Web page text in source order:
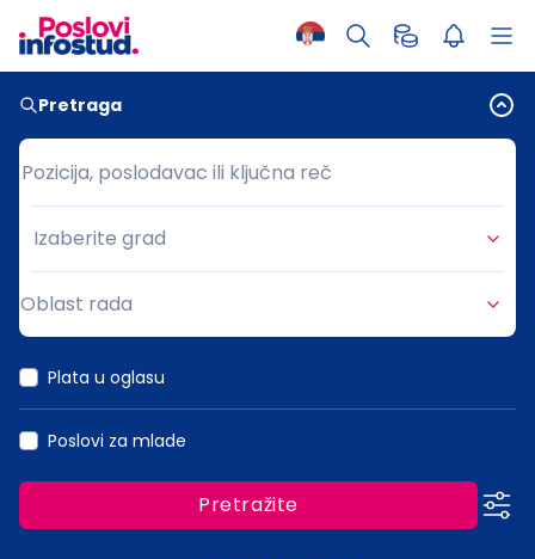
Pretraga
Pozicija, poslodavac ili ključna reč
Pozicija, poslodavac ili ključna reč
Grad
Izaberite grad
Oblast rada
Plata u oglasu
Poslovi za mlade
Pretražite